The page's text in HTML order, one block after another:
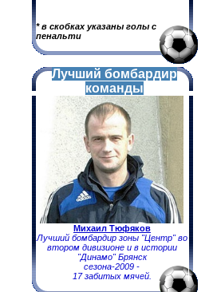
* в скобках указаны голы с
пенальти
Лучший бомбардир
команды
Михаил Тюфяков
Лучший бомбардир зоны "Центр" во
втором дивизионе и в истории
"Динамо" Брянск
сезона-2009 -
17 забитых мячей.